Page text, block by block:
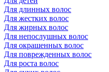
Для длинных волос
Для жестких волос
Для жирных волос
Для непослушных волос
Для окрашенных волос
Для поврежденных волос
Для роста волос